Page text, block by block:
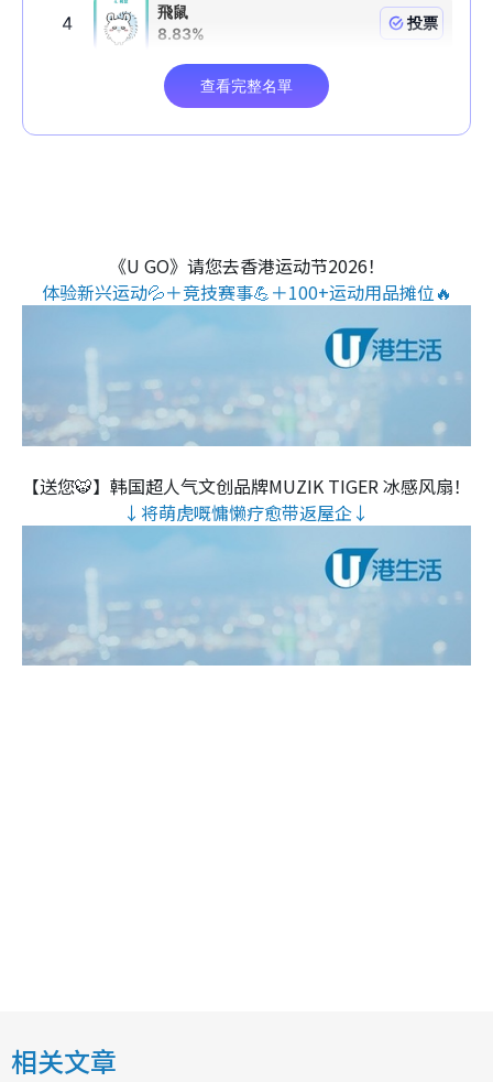
《U GO》请您去香港运动节2026！
体验新兴运动💦＋竞技赛事💪＋100+运动用品摊位🔥
【送您🐯】韩国超人气文创品牌MUZIK TIGER 冰感风扇！
↓将萌虎嘅慵懒疗愈带返屋企↓
相关文章